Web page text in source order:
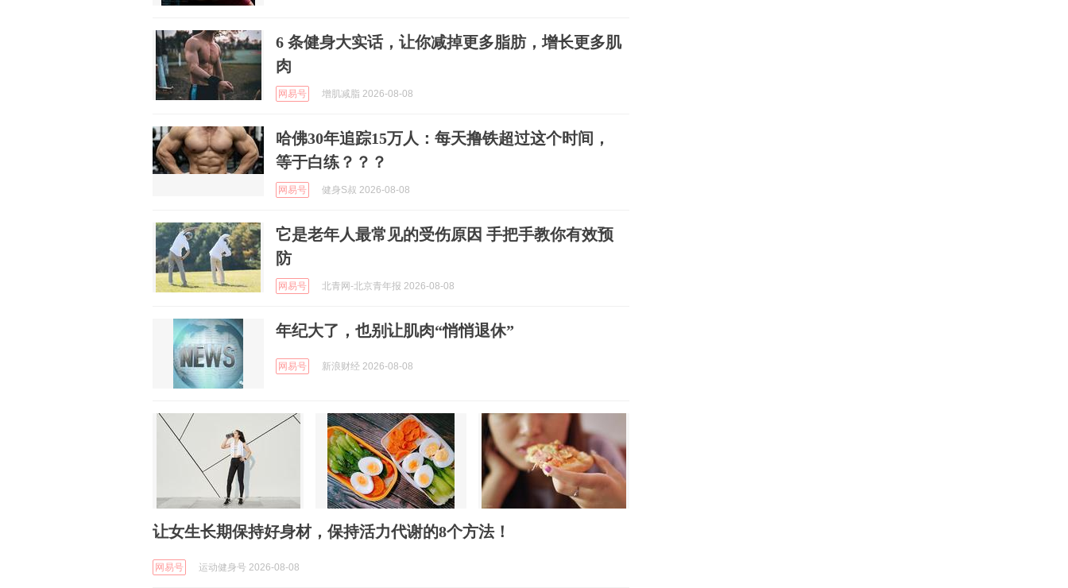
6 条健身大实话，让你减掉更多脂肪，增长更多肌
肉
网易号 增肌减脂 2026-08-08
哈佛30年追踪15万人：每天撸铁超过这个时间，
等于白练？？？
网易号 健身S叔 2026-08-08
它是老年人最常见的受伤原因 手把手教你有效预
防
网易号 北青网-北京青年报 2026-08-08
年纪大了，也别让肌肉“悄悄退休”
网易号 新浪财经 2026-08-08
让女生长期保持好身材，保持活力代谢的8个方法！
网易号 运动健身号 2026-08-08